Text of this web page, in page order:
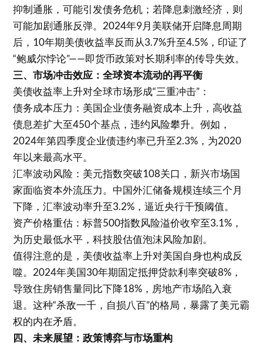
抑制通胀，可能引发债务危机；若降息刺激经济，则
可能加剧通胀反弹。2024年9月美联储开启降息周期
后，10年期美债收益率反而从3.7%升至4.5%，印证了
“鲍威尔悖论”——即货币政策对长期利率的传导失效。
三、市场冲击效应：全球资本流动的再平衡
美债收益率上升对全球市场形成“三重冲击”：
债务成本压力：美国企业债务融资成本上升，高收益
债息差扩大至450个基点，违约风险攀升。例如，
2024年第四季度企业债违约率已升至2.3%，为2020
年以来最高水平。
汇率波动风险：美元指数突破108关口，新兴市场国
家面临资本外流压力。中国外汇储备规模连续三个月
下降，汇率波动率升至3.2%，逼近央行干预阈值。
资产价格重估：标普500指数风险溢价收窄至3.1%，
为历史最低水平，科技股估值泡沫风险加剧。
值得注意的是，美债收益率上升对美国自身也构成反
噬。2024年美国30年期固定抵押贷款利率突破8%，
导致住房销售量同比下降18%，房地产市场陷入衰
退。这种“杀敌一千，自损八百”的格局，暴露了美元霸
权的内在矛盾。
四、未来展望：政策博弈与市场重构